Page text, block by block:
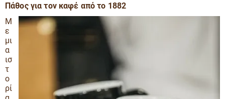
Πάθος για τον καφέ από το 1882
Μ
ε
μι
α
ισ
τ
ο
ρί